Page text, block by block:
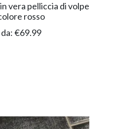
vera pelliccia di volpe
rosso
€69.99